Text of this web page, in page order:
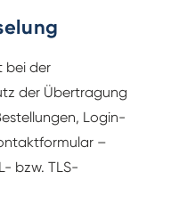
bei der
der Übertragung
Login-
–
bzw. TLS-